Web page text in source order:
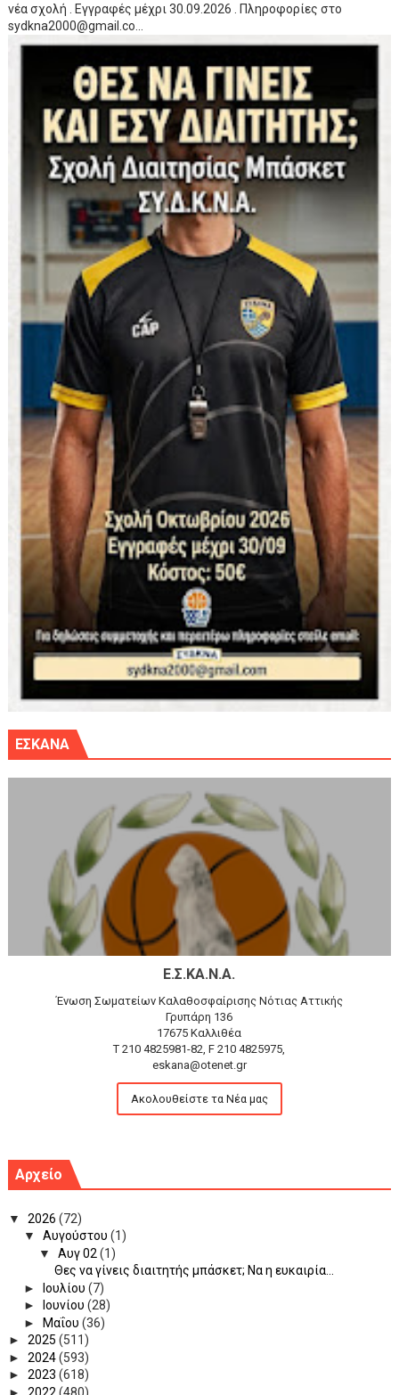
νέα σχολή . Εγγραφές μέχρι 30.09.2026 . Πληροφορίες στο
sydkna2000@gmail.co...
ΕΣΚΑΝΑ
Ε.Σ.ΚΑ.Ν.Α.
Ένωση Σωματείων Καλαθοσφαίρισης Νότιας Αττικής
Γρυπάρη 136
17675 Καλλιθέα
T 210 4825981-82, F 210 4825975,
eskana@otenet.gr
Ακολουθείστε τα Νέα μας
Αρχείο
▼ 2026 (72)
▼ Αυγούστου (1)
▼ Αυγ 02 (1)
Θες να γίνεις διαιτητής μπάσκετ; Να η ευκαιρία...
►
Ιουλίου (7)
►
Ιουνίου (28)
►
Μαΐου (36)
► 2025 (511)
► 2024(593)
► 2023 (618)